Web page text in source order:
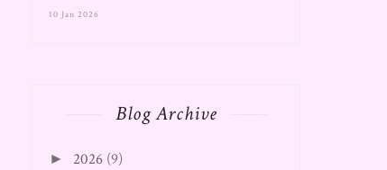
10 Jan 2026
Blog Archive
► 2026 (9)